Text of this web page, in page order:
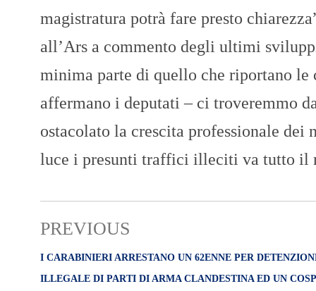
magistratura potrà fare presto
all’Ars a commento degli ultimi
minima parte di quello che riportano le
affermano i deputati – ci troveremmo
ostacolato la crescita professionale
luce i presunti traffici illeciti va tutto il
PREVIOUS
I CARABINIERI ARRESTANO UN 62ENNE PER
ILLEGALE DI PARTI DI ARMA CLANDESTINA ED UN